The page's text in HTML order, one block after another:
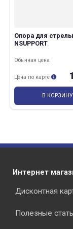
Опора для стрелы
NSUPPORT
Обычная цена
Цена по карте
В КОРЗИНУ
Интернет
Дисконтная
Полезные